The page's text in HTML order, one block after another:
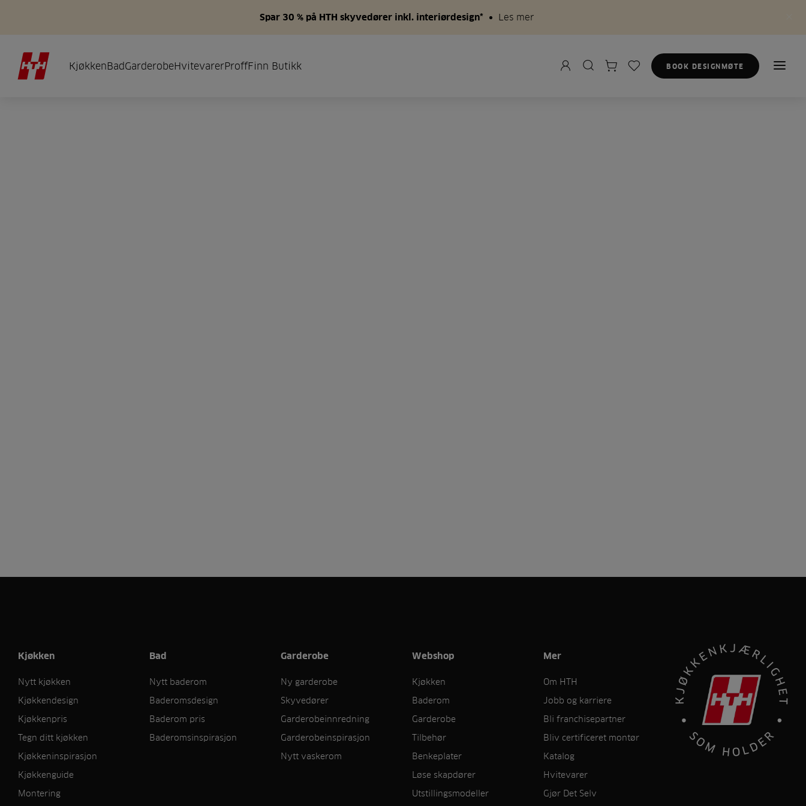
Spar 30 % på HTH skyvedører inkl. interiørdesign* Les mer
KjøkkenBadGarderobeHvitevarerProffFinn Butikk BOOK DESIGNMØTE
Kjøkken
Nytt kjøkken
Kjøkkendesign
Kjøkkenpris
Tegn ditt kjøkken
Kjøkkeninspirasjon
Kjøkkenguide
Montering
Bad
Nytt baderom
Baderomsdesign
Baderom pris
Baderomsinspirasjon
Garderobe
Ny garderobe
Skyvedører
Garderobeinnredning
Garderobeinspirasjon
Nytt vaskerom
Webshop
Kjøkken
Baderom
Garderobe
Tilbehør
Benkeplater
Løse skapdører
Utstillingsmodeller
Mer
Om HTH
Jobb og karriere
Bli franchisepartner
Bliv certificeret montør
Katalog
Hvitevarer
Gjør Det Selv